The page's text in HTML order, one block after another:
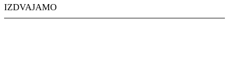
IZDVAJAMO